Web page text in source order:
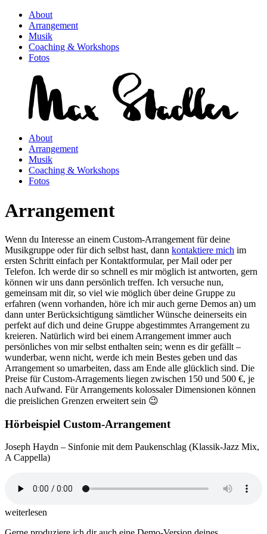
About
Arrangement
Musik
Coaching & Workshops
Fotos
About
Arrangement
Musik
Coaching & Workshops
Fotos
Arrangement
Wenn du Interesse an einem Custom-Arrangement für deine
Musikgruppe oder für dich selbst hast, dann kontaktiere mich im
ersten Schritt einfach per Kontaktformular, per Mail oder per
Telefon. Ich werde dir so schnell es mir möglich ist antworten, gern
können wir uns dann persönlich treffen. Ich versuche nun,
gemeinsam mit dir, so viel wie möglich über deine Gruppe zu
erfahren (wenn vorhanden, höre ich mir auch gerne Demos an) um
dann unter Berücksichtigung sämtlicher Wünsche deinerseits ein
perfekt auf dich und deine Gruppe abgestimmtes Arrangement zu
kreieren. Natürlich wird bei einem Arrangement immer auch
persönliches von mir selbst enthalten sein; wenn es dir gefällt –
wunderbar, wenn nicht, werde ich mein Bestes geben und das
Arrangement so umarbeiten, dass am Ende alle glücklich sind. Die
Preise für Custom-Arragements liegen zwischen 150 und 500 €, je
nach Aufwand. Für Arrangements kolossaler Dimensionen können
die preislichen Grenzen erweitert sein 😉
Hörbeispiel Custom-Arrangement
Joseph Haydn – Sinfonie mit dem Paukenschlag (Klassik-Jazz Mix,
A Cappella)
weiterlesen